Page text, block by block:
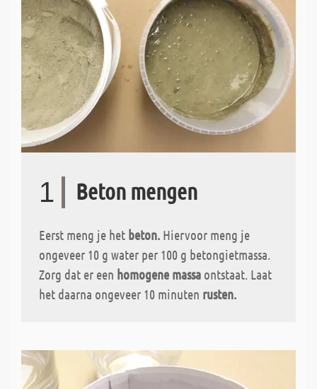
1 Beton mengen
Eerst meng je het beton. Hiervoor meng je
ongeveer 10 g water per 100 g betongietmassa.
Zorg dat er een homogene massa ontstaat. Laat
het daarna ongeveer 10 minuten rusten.